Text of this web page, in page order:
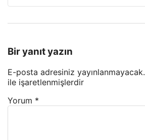
Bir yanıt yazın
E-posta adresiniz yayınlanmayacak.
ile işaretlenmişlerdir
Yorum *